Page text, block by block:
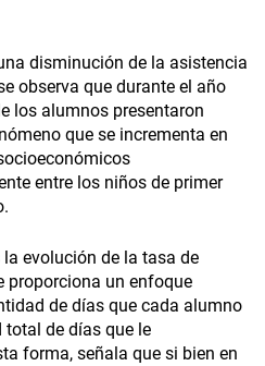
disminución de la asistencia
observa que durante el año
los alumnos presentaron
que se incrementa en
entre los niños de primer
evolución de la tasa de
proporciona un enfoque
de días que cada alumno
de días que le
forma, señala que si bien en